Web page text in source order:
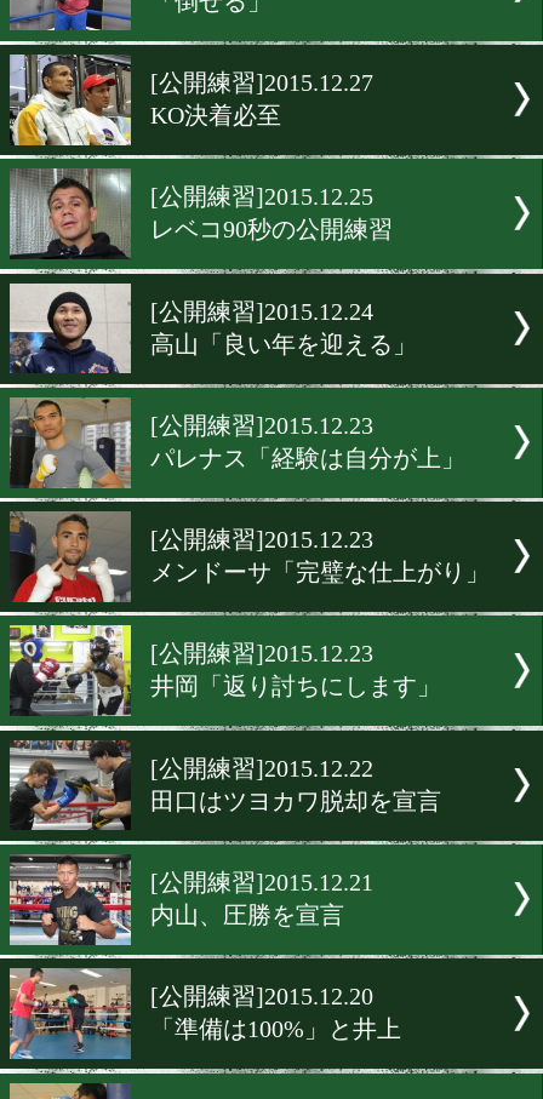
[公開練習]2016.1.8
[公開練習]2015.12.28
サウスポーで戦う
[公開練習]2015.12.27
「倒せる」
[公開練習]2015.12.27
KO決着必至
[公開練習]2015.12.25
レベコ90秒の公開練習
[公開練習]2015.12.24
[公開練習]2015.12.23
パレナス「経験は自分が上
[公開練習]2015.12.23
メンドーサ「完璧な仕上が